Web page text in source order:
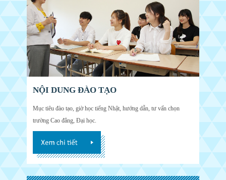
NỘI DUNG ĐÀO TẠO
Mục tiêu đào tạo, giờ học tiếng Nhật, hướng dẫn, tư vấn chọn
trường Cao đẳng, Đại học.